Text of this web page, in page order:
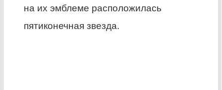
на их эмблеме расположилась
пятиконечная звезда.